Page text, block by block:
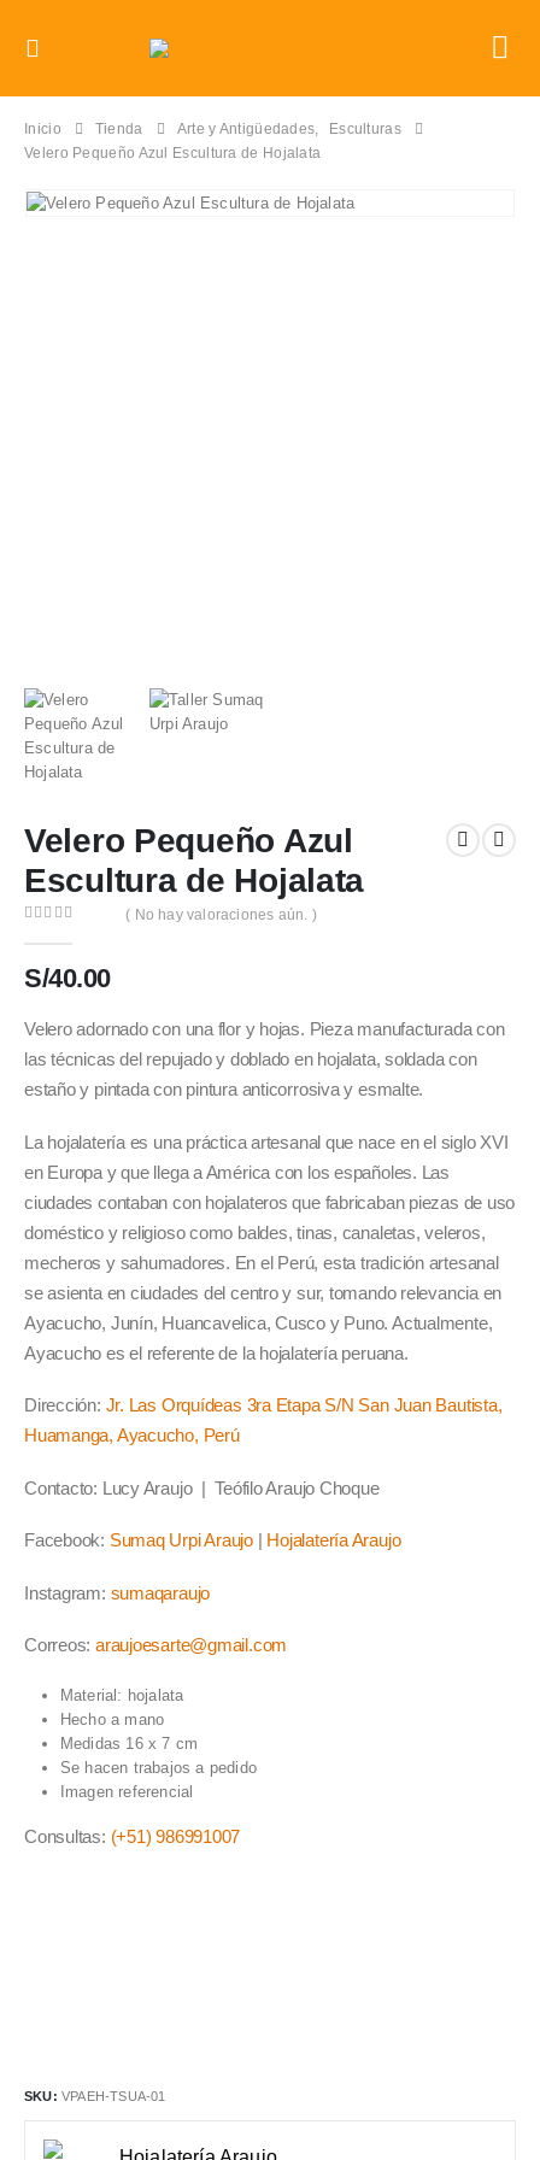
Inicio Tienda Arte y Antigüedades,
Esculturas
Velero Pequeño Azul Escultura de Hojalata
Velero Pequeño Azul
Escultura de Hojalata
( No hay valoraciones aún. )
S/40.00
Velero adornado con una flor y hojas. Pieza manufacturada con
las técnicas del repujado y doblado en hojalata, soldada con
estaño y pintada con pintura anticorrosiva y esmalte.
La hojalatería es una práctica artesanal que nace en el siglo XVI
en Europa y que llega a América con los españoles. Las
ciudades contaban con hojalateros que fabricaban piezas de uso
doméstico y religioso como baldes, tinas, canaletas, veleros,
mecheros y sahumadores. En el Perú, esta tradición artesanal
se asienta en ciudades del centro y sur, tomando relevancia en
Ayacucho, Junín, Huancavelica, Cusco y Puno. Actualmente,
Ayacucho es el referente de la hojalatería peruana.
Dirección: Jr. Las Orquídeas 3ra Etapa S/N San Juan Bautista,
Huamanga, Ayacucho, Perú
Contacto: Lucy Araujo | Teófilo Araujo Choque
Facebook: Sumaq Urpi Araujo Hojalatería Araujo
Instagram: sumaqaraujo
Correos: araujoesarte@gmail.com
Material: hojalata
Hecho a mano
Medidas 16 x 7 cm
Se hacen trabajos a pedido
Imagen referencial
Consultas: (+51) 986991007
SKU: VPAEH-TSUA-01